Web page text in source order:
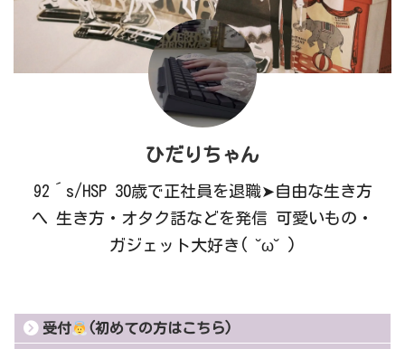
ひだりちゃん
92´s/HSP 30歳で正社員を退職➤自由な生き方
へ 生き方・オタク話などを発信 可愛いもの・
ガジェット大好き( ˘ω˘ )
受付 (初めての方はこちら)